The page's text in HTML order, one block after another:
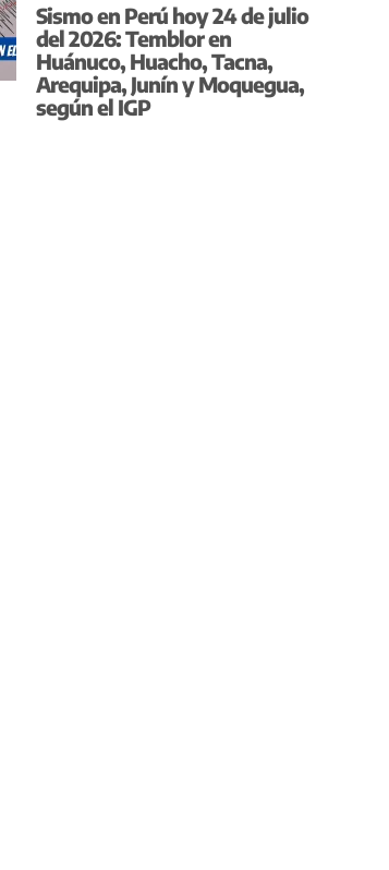
Sismo en Perú hoy 24 de julio
del 2026: Temblor en
Huánuco, Huacho, Tacna,
Arequipa, Junín y Moquegua,
según el IGP